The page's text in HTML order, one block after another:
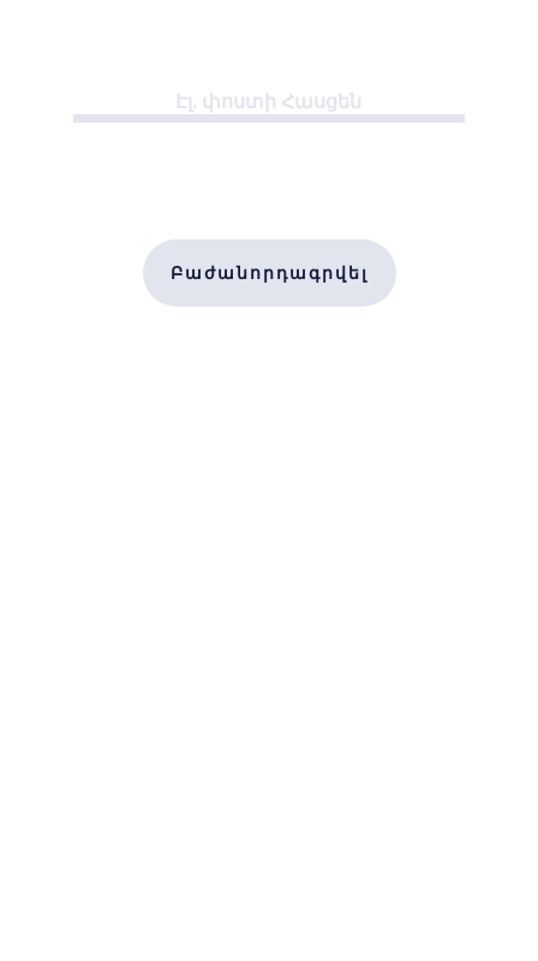
Բաժանորդագրվել